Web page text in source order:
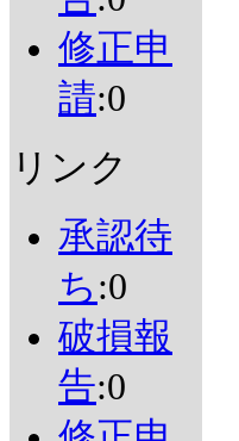
修正申
請:0
リンク
承認待
ち :0
破損報
告:0